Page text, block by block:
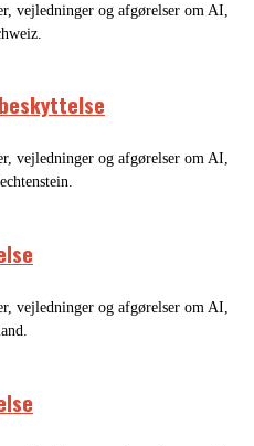
vejledninger og afgørelser om AI,
vejledninger og afgørelser om AI,
vejledninger og afgørelser om AI,